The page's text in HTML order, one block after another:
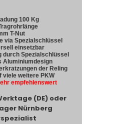
100 Kg
T-Nut
via Spezialschlüssel
einsetzbar
durch Spezialschlüssel
Aluminiumdesign
der Reling
viele weitere PKW
empfehlenswert
(DE) oder
Nürnberg